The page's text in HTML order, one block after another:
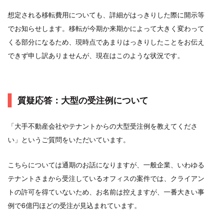
想定される移転費用についても、詳細がはっきりした際に開示等
でお知らせします。移転が今期か来期かによって大きく変わって
くる部分になるため、現時点であまりはっきりしたことをお伝え
できず申し訳ありませんが、現在はこのような状況です。
質疑応答：大型の受注例について
「大手不動産会社やテナントからの大型受注例を教えてくださ
い」というご質問をいただいています。
こちらについては通期のお話になりますが、一般企業、いわゆる
テナントさまから受注しているオフィスの案件では、クライアン
トの許可を得ていないため、お名前は控えますが、一番大きい事
例で6億円ほどの受注が見込まれています。